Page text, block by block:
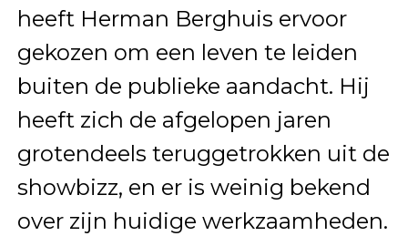
heeft Herman Berghuis ervoor
gekozen om een leven te leiden
buiten de publieke aandacht. Hij
heeft zich de afgelopen jaren
grotendeels teruggetrokken uit de
showbizz, en er is weinig bekend
over zijn huidige werkzaamheden.